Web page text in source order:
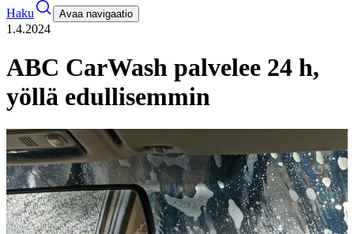
Haku Avaa navigaatio
1.4.2024
ABC CarWash palvelee 24 h,
yöllä edullisemmin